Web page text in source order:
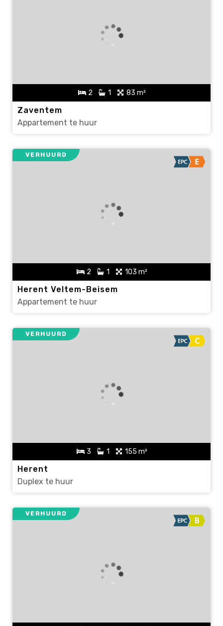
2 1 83 m²
Zaventem
Appartement te huur
2 1 103 m²
VERHUURD
Herent Veltem-Beisem
Appartement te huur
3 1 155 m²
VERHUURD
Herent
Duplex te huur
VERHUURD